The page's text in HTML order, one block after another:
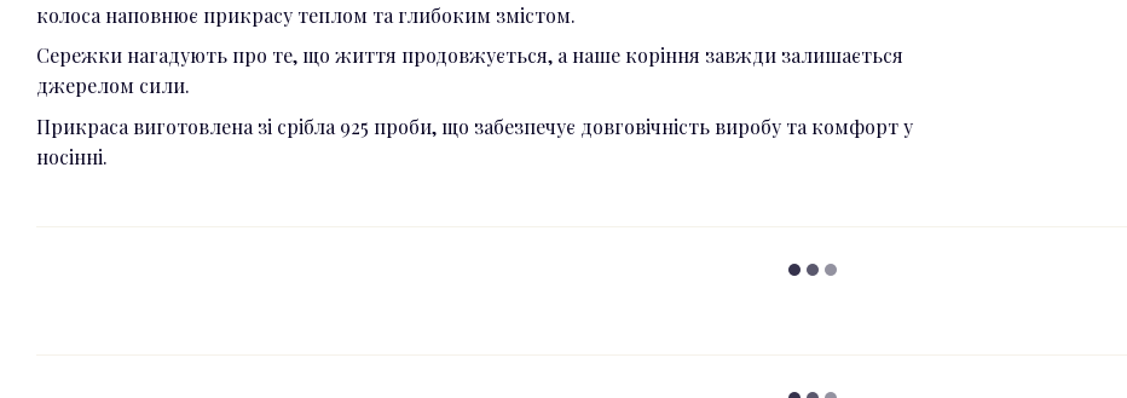
колоса наповнює прикрасу теплом та глибоким змістом.
Сережки нагадують про те, що життя продовжується, а наше коріння завжди залишається
джерелом сили.
Прикраса виготовлена зі срібла 925 проби, що забезпечує довговічність виробу та комфорт у
носінні.